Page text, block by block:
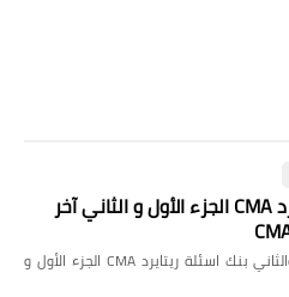
بنك اسئلة ريتايرد CMA الجزء الأول و الثاني آخر
أحدث بنك أسئلة ريتايرد للجزء الأول والثاني بنك اسئلة ريتايرد CMA الجزء الأول و